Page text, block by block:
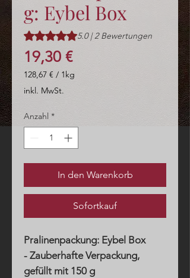
g: Eybel Box
Das Rating beträgt 5.0 von fünf
5.0 | 2 Bewertungen
19,30 €Preis
128,67 € / 1kg
128,67 €
Kilogramm
inkl. MwSt.
Anzahl *
In den Warenkorb
Sofortkauf
Pralinenpackung: Eybel Box
- Zauberhafte Verpackung,
gefüllt mit 150 g